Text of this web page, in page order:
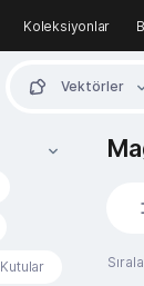
Koleksiyonlar
Vektörler
Kutular